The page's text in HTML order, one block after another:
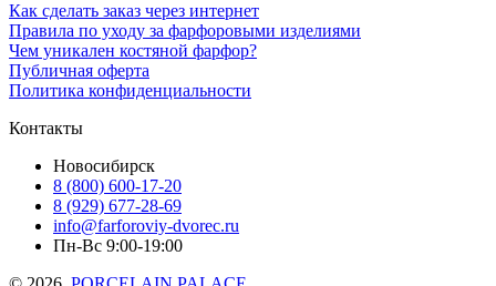
Как сделать заказ через интернет
Правила по уходу за фарфоровыми изделиями
Чем уникален костяной фарфор?
Публичная оферта
Политика конфиденциальности
Контакты
Новосибирск
8 (800) 600-17-20
8 (929) 677-28-69
info@farforoviy-dvorec.ru
Пн-Вс 9:00-19:00